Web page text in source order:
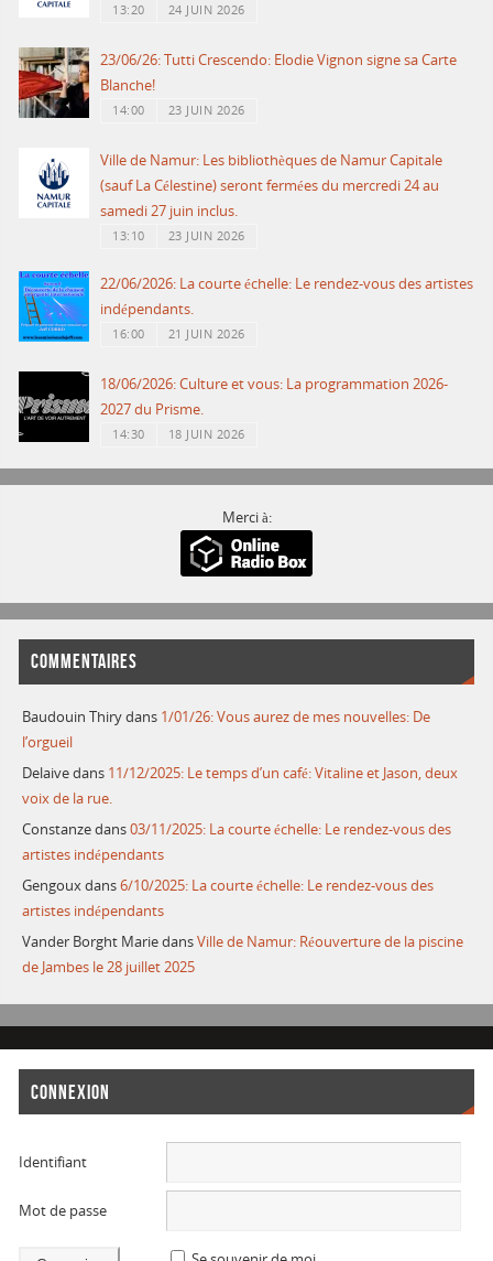
13:20 24 JUIN 2026
23/06/26: Tutti Crescendo: Elodie Vignon signe sa Carte
Blanche!
14:00 23 JUIN 2026
Ville de Namur: Les bibliothèques de Namur Capitale
(sauf La Célestine) seront fermées du mercredi 24 au
samedi 27 juin inclus.
13:10 23 JUIN 2026
22/06/2026: La courte échelle: Le rendez-vous des artistes
indépendants.
16:00 21 JUIN 2026
18/06/2026: Culture et vous: La programmation 2026-
2027 du Prisme.
14:30 18 JUIN 2026
Merci à:
COMMENTAIRES
Baudouin Thirydans 1/01/26: Vous aurez de mes nouvelles: De
l’orgueil
Delaivedans 11/12/2025: Le temps d’un café: Vitaline et Jason, deux
voix de la rue.
Constanzedans03/11/2025: La courte échelle: Le rendez-vous des
artistes indépendants
Gengouxdans6/10/2025: La courte échelle: Le rendez-vous des
artistes indépendants
Vander Borght MariedansVille de Namur: Réouverture de la piscine
de Jambes le 28 juillet 2025
CONNEXION
Identifiant
Mot de passe